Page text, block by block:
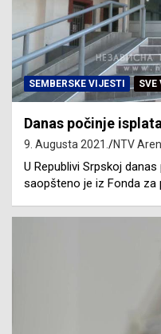
SEMBERSKE VIJESTI SVE
Danas počinje
9. Augusta 2021. NTV
U Republivi Srpskoj
saopšteno je iz Fonda za